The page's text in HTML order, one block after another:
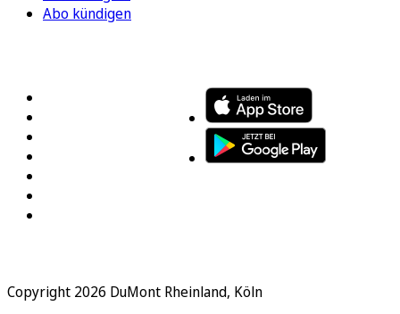
Abo kündigen
Copyright 2026 DuMont Rheinland, Köln